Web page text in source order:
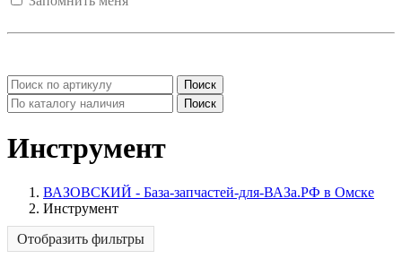
Поиск
Поиск
Инструмент
ВАЗОВСКИЙ - База-запчастей-для-ВАЗа.РФ в Омске
Инструмент
Отобразить фильтры